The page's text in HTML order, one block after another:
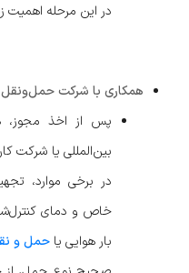
در این مرحله اهمیت
همکاری با شرکت
پس از اخذ
بین‌المللی یا شرکت
در برخی موارد،
خاص و دمای
بار هوایی یا حمل و